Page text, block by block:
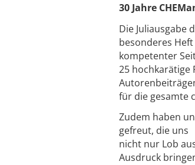
30 Jahre
Die Juliausgabe
besonderes
kompetenter
25
für die gesamte
Zudem haben
gefreut, die uns
nicht nur Lob
Ausdruck